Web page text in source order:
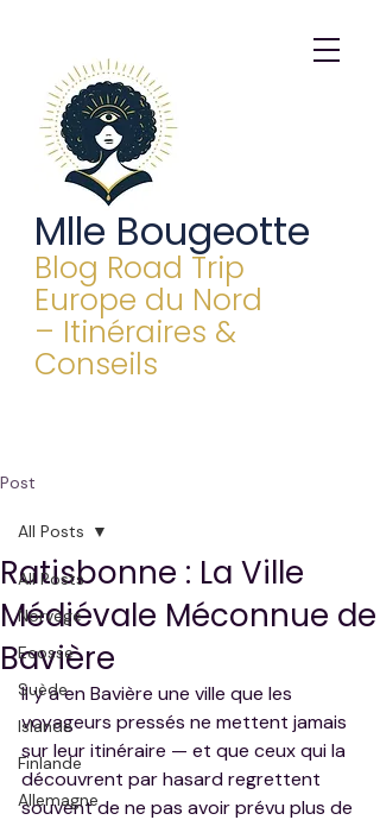
Mlle Bougeotte
Blog Road Trip
Europe du Nord
– Itinéraires &
Conseils
Post
All Posts
Norvège
Ecosse
Suède
Islande
Finlande
Allemagne
All Posts
Ratisbonne : La Ville
Médiévale Méconnue de
Bavière
Il y a en Bavière une ville que les
voyageurs pressés ne mettent jamais
sur leur itinéraire — et que ceux qui la
découvrent par hasard regrettent
souvent de ne pas avoir prévu plus de